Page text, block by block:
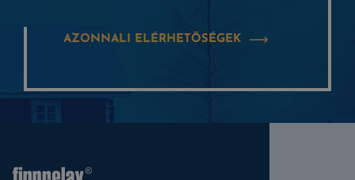
AZONNALI ELÉRHETŐSÉGEK